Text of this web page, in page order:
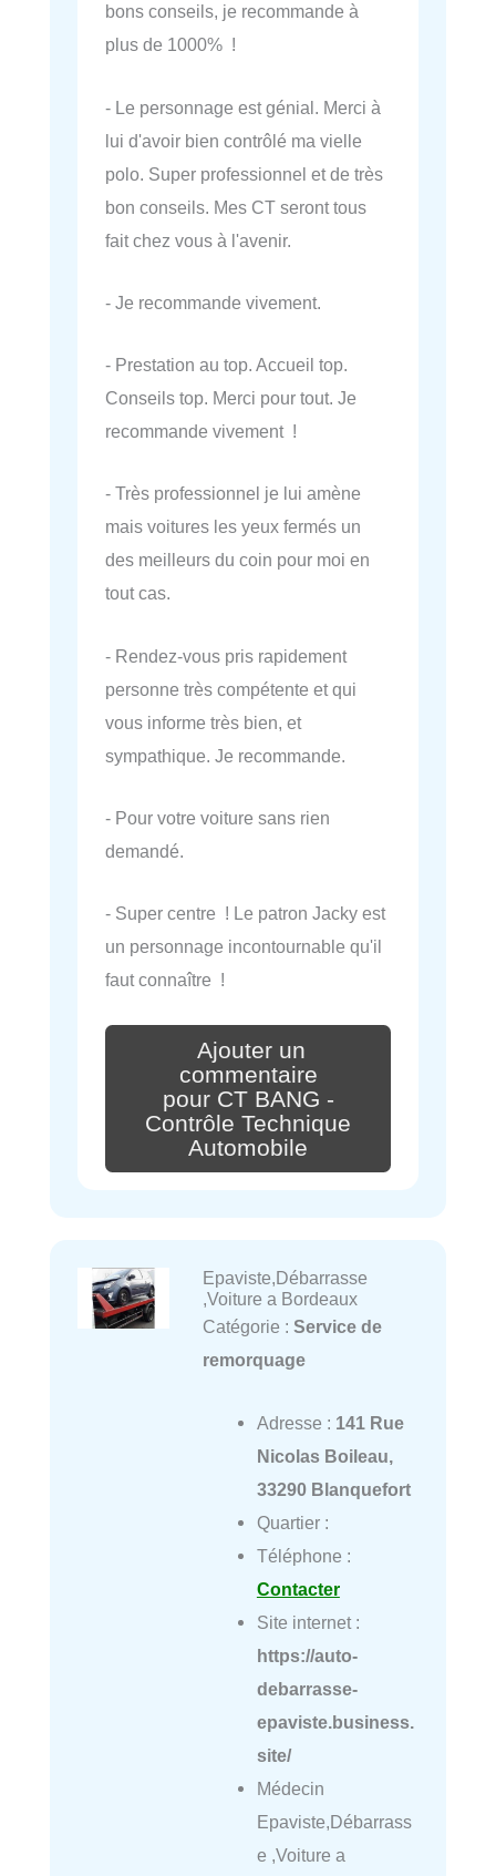
bons conseils, je recommande à
plus de 1000% !
- Le personnage est génial. Merci à
lui d'avoir bien contrôlé ma vielle
polo. Super professionnel et de très
bon conseils. Mes CT seront tous
fait chez vous à l'avenir.
- Je recommande vivement.
- Prestation au top. Accueil top.
Conseils top. Merci pour tout. Je
recommande vivement !
- Très professionnel je lui amène
mais voitures les yeux fermés un
des meilleurs du coin pour moi en
tout cas.
- Rendez-vous pris rapidement
personne très compétente et qui
vous informe très bien, et
sympathique. Je recommande.
- Pour votre voiture sans rien
demandé.
- Super centre ! Le patron Jacky est
un personnage incontournable qu'il
faut connaître !
Ajouter un
commentaire
pour CT BANG -
Contrôle Technique
Automobile
Epaviste,Débarrasse
,Voiture a Bordeaux
Catégorie : Service de
remorquage
Adresse : 141 Rue
Nicolas Boileau,
33290 Blanquefort
Quartier :
Téléphone :
Contacter
Site internet :
https://auto-
debarrasse-
epaviste.business.
site/
Médecin
Epaviste,Débarrass
e ,Voiture a